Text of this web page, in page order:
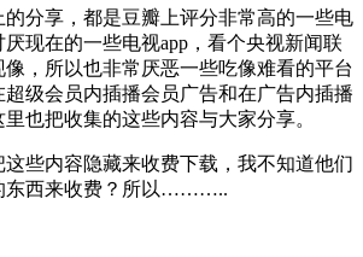
分享，都是豆瓣上评分非常高的一些电
现在的一些电视app，看个央视新闻联
，所以也非常厌恶一些吃像难看的平台
级会员内插播会员广告和在广告内插播
也把收集的这些内容与大家分享。
些内容隐藏来收费下载，我不知道他们
东西来收费？所以………..